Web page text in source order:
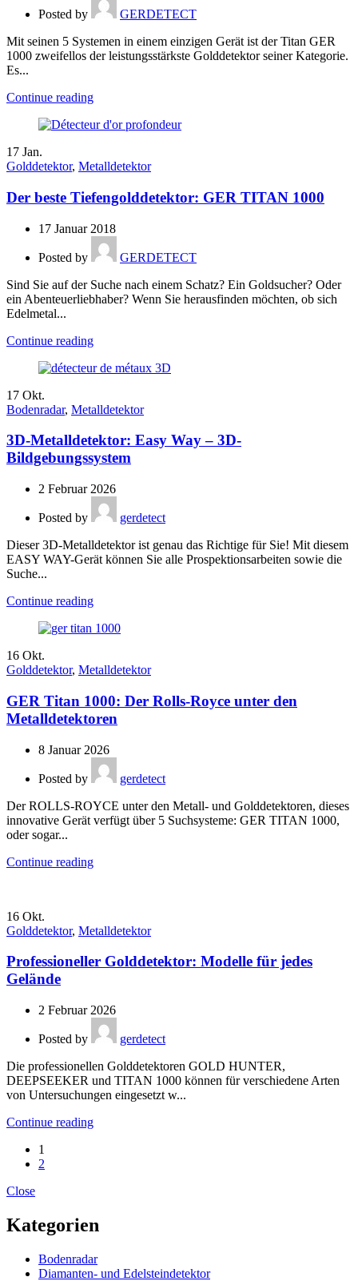
Posted by
GERDETECT
Mit seinen 5 Systemen in einem einzigen Gerät ist der Titan GER
1000 zweifellos der leistungsstärkste Golddetektor seiner Kategorie.
Es...
Continue reading
17 Jan.
Golddetektor, Metalldetektor
Der beste Tiefengolddetektor: GER TITAN 1000
17 Januar 2018
Posted by
GERDETECT
Sind Sie auf der Suche nach einem Schatz? Ein Goldsucher? Oder
ein Abenteuerliebhaber? Wenn Sie herausfinden möchten, ob sich
Edelmetal...
Continue reading
17 Okt.
Bodenradar, Metalldetektor
3D-Metalldetektor: Easy Way – 3D-
Bildgebungssystem
2 Februar 2026
Posted by
gerdetect
Dieser 3D-Metalldetektor ist genau das Richtige für Sie! Mit diesem
EASY WAY-Gerät können Sie alle Prospektionsarbeiten sowie die
Suche...
Continue reading
16 Okt.
Golddetektor, Metalldetektor
GER Titan 1000: Der Rolls-Royce unter den
Metalldetektoren
8 Januar 2026
Posted by
gerdetect
Der ROLLS-ROYCE unter den Metall- und Golddetektoren, dieses
innovative Gerät verfügt über 5 Suchsysteme: GER TITAN 1000,
oder sogar...
Continue reading
16 Okt.
Golddetektor, Metalldetektor
Professioneller Golddetektor: Modelle für jedes
Gelände
2 Februar 2026
Posted by
gerdetect
Die professionellen Golddetektoren GOLD HUNTER,
DEEPSEEKER und TITAN 1000 können für verschiedene Arten
von Untersuchungen eingesetzt w...
Continue reading
1
2
Close
Kategorien
Bodenradar
Diamanten- und Edelsteindetektor